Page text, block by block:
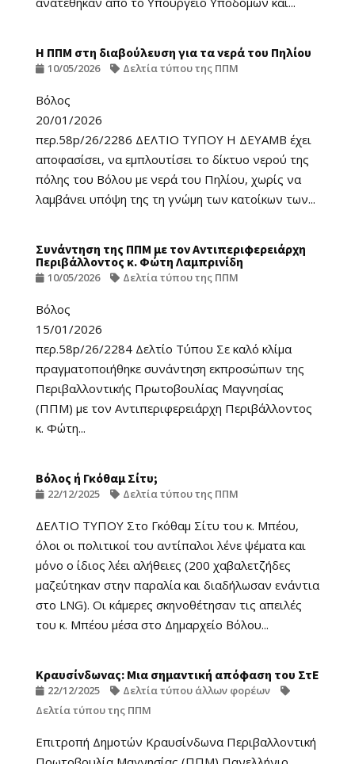
Η ΠΠΜ στη διαβούλευση για τα νερά του Πηλίου
10/05/2026 Δελτία τύπου της ΠΠΜ
Βόλος
20/01/2026
περ.58p/26/2286 ΔΕΛΤΙΟ ΤΥΠΟΥ Η ΔΕΥΑΜΒ έχει
αποφασίσει, να εμπλουτίσει το δίκτυο νερού της
πόλης του Βόλου με νερά του Πηλίου, χωρίς να
λαμβάνει υπόψη της τη γνώμη των κατοίκων των...
Συνάντηση της ΠΠΜ με τον Αντιπεριφερειάρχη
Περιβάλλοντος κ. Φώτη Λαμπρινίδη
10/05/2026 Δελτία τύπου της ΠΠΜ
Βόλος
15/01/2026
περ.58p/26/2284 Δελτίο Τύπου Σε καλό κλίμα
πραγματοποιήθηκε συνάντηση εκπροσώπων της
Περιβαλλοντικής Πρωτοβουλίας Μαγνησίας
(ΠΠΜ) με τον Αντιπεριφερειάρχη Περιβάλλοντος
κ. Φώτη...
Βόλος ή Γκόθαμ Σίτυ;
22/12/2025 Δελτία τύπου της ΠΠΜ
ΔΕΛΤΙΟ ΤΥΠΟΥ Στο Γκόθαμ Σίτυ του κ. Μπέου,
όλοι οι πολιτικοί του αντίπαλοι λένε ψέματα και
μόνο ο ίδιος λέει αλήθειες (200 χαβαλετζήδες
μαζεύτηκαν στην παραλία και διαδήλωσαν ενάντια
στο LNG). Οι κάμερες σκηνοθέτησαν τις απειλές
του κ. Μπέου μέσα στο Δημαρχείο Βόλου...
Κραυσίνδωνας: Μια σημαντική απόφαση του ΣτΕ
22/12/2025
Δελτία τύπου άλλων φορέων
Δελτία τύπου της ΠΠΜ
Επιτροπή Δημοτών Κραυσίνδωνα Περιβαλλοντική